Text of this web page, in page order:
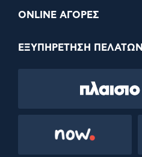
ONLINE ΑΓΟΡΕΣ
ΕΞΥΠΗΡΕΤΗΣΗ ΠΕΛΑΤΩΝ